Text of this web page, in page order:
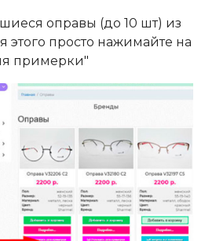
оправы (до 10 шт) из
этого просто нажимайте на
примерки"